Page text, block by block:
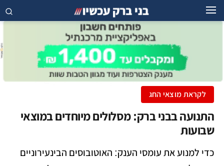
לקראת מוצאי החג
התנועה בבני ברק: מסלולים מיוחדים במוצאי
שבועות
כדי למנוע את עומסי הענק: האוטובוסים הבינעירוניים